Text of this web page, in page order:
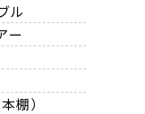
ル
ー
棚）